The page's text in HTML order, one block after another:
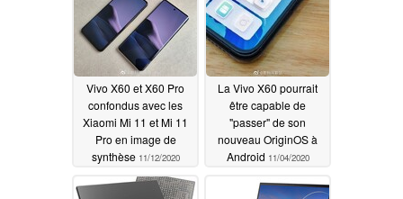
Vivo X60 et X60 Pro
confondus avec les
Xiaomi Mi 11 et Mi 11
Pro en image de
synthèse 11/12/2020
La Vivo X60 pourrait
être capable de
"passer" de son
nouveau OriginOS à
Android 11/04/2020